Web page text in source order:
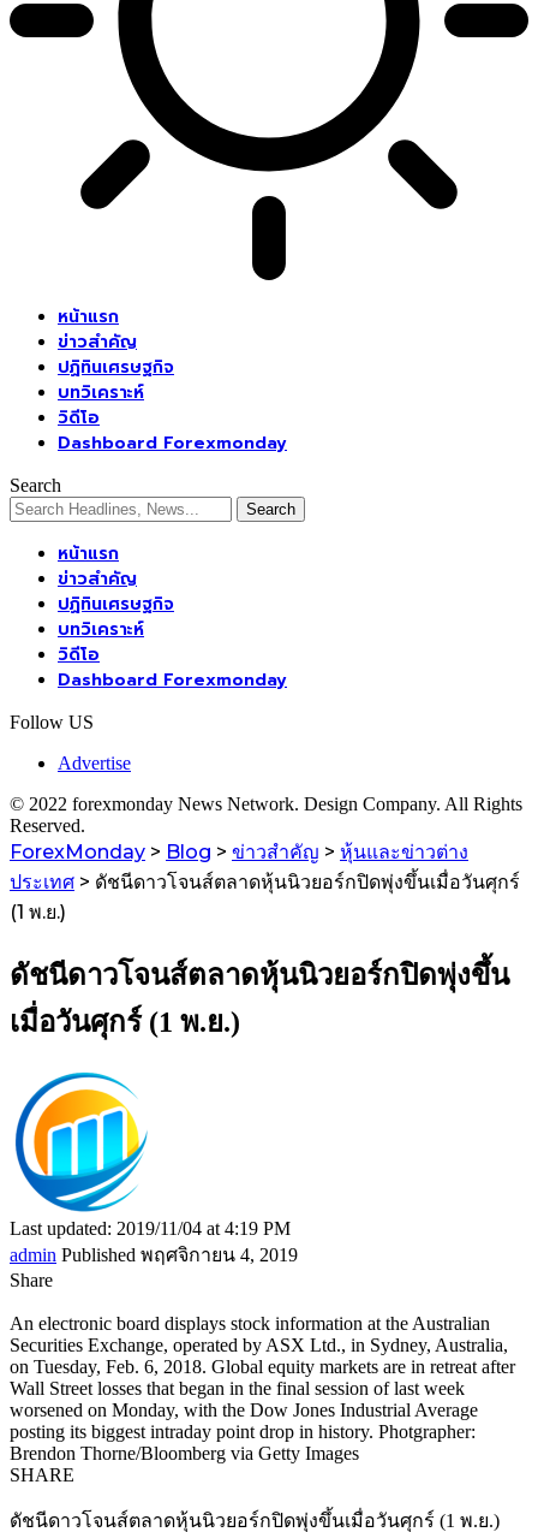
หน้าแรก
ข่าวสำคัญ
ปฏิทินเศรษฐกิจ
บทวิเคราะห์
วิดีโอ
Dashboard Forexmonday
Search
หน้าแรก
ข่าวสำคัญ
ปฏิทินเศรษฐกิจ
บทวิเคราะห์
วิดีโอ
Dashboard Forexmonday
Follow US
Advertise
© 2022 forexmonday News Network. Design Company. All Rights
Reserved.
ForexMonday > Blog > ข่าวสำคัญ > หุ้นและข่าวต่าง
ประเทศ > ดัชนีดาวโจนส์ตลาดหุ้นนิวยอร์กปิดพุ่งขึ้นเมื่อวันศุกร์
(1 พ.ย.)
ดัชนีดาวโจนส์ตลาดหุ้นนิวยอร์กปิดพุ่งขึ้น
เมื่อวันศุกร์ (1 พ.ย.)
Last updated: 2019/11/04 at 4:19 PM
admin Published พฤศจิกายน 4, 2019
Share
An electronic board displays stock information at the Australian
Securities Exchange, operated by ASX Ltd., in Sydney, Australia,
on Tuesday, Feb. 6, 2018. Global equity markets are in retreat after
Wall Street losses that began in the final session of last week
worsened on Monday, with the Dow Jones Industrial Average
posting its biggest intraday point drop in history. Photgrapher:
Brendon Thorne/Bloomberg via Getty Images
SHARE
ดัชนีดาวโจนส์ตลาดหุ้นนิวยอร์กปิดพุ่งขึ้นเมื่อวันศุกร์ (1 พ.ย.)